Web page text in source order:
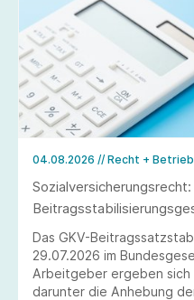
04.08.2026 // Recht +
Sozialversicherungsrecht:
Das GKV-
29.07.2026 im
Arbeitgeber ergeben sich
darunter die Anhebung